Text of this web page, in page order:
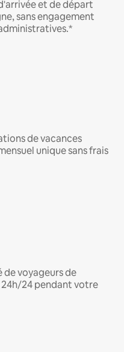
et de départ
sans engagement
de vacances
unique sans frais
de voyageurs de
24 pendant votre